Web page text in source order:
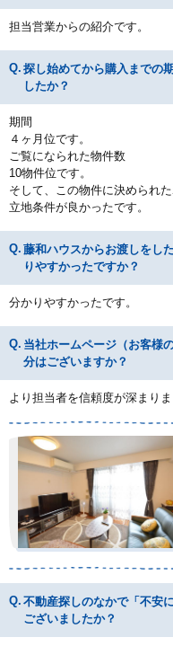
担当営業からの紹介です。
探し始めてから購入までの
したか？
期間
４ヶ月位です。
ご覧になられた物件数
10物件位です。
そして、この物件に決められ
立地条件が良かったです。
藤和ハウスからお渡しをし
りやすかったですか？
分かりやすかったです。
当社ホームページ（お客様
分はございますか？
より担当者を信頼度が深まりま
不動産探しのなかで「不安
ございましたか？